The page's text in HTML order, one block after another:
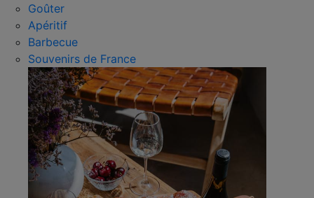
Goûter
Apéritif
Barbecue
Souvenirs de France